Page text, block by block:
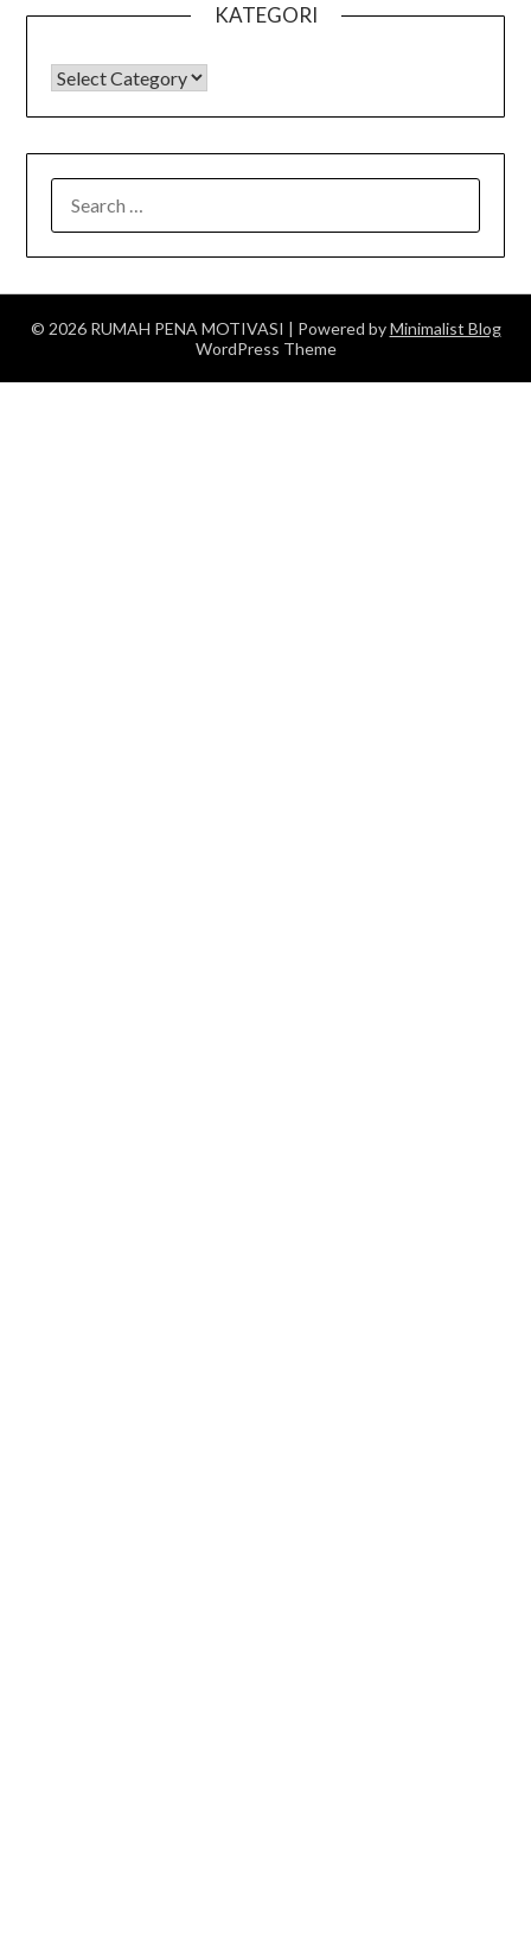
KATEGORI
KATEGORI
FOR:
© 2026 RUMAH PENA MOTIVASI | Powered byMinimalist Blog
WordPress Theme